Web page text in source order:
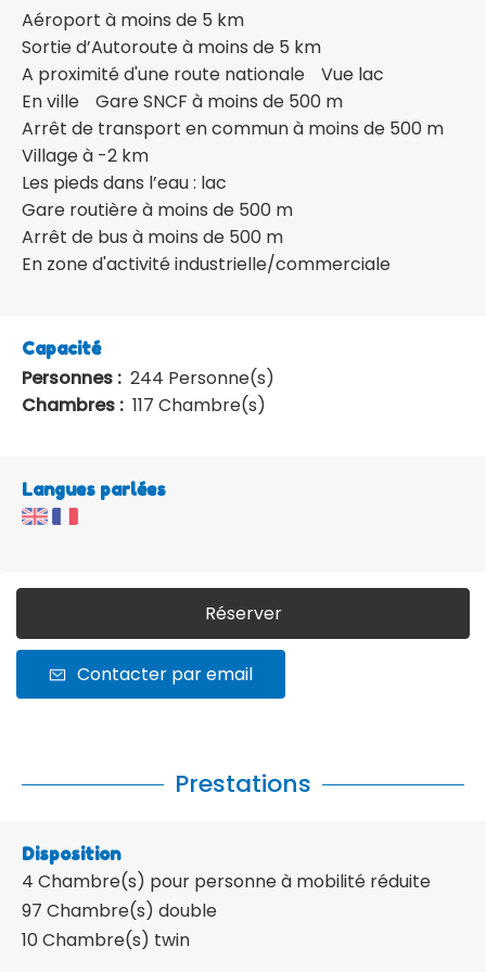
Aéroport à moins de 5 km
Sortie d’Autoroute à moins de 5 km
A proximité d'une route nationale
Vue lac
En ville
Gare SNCF à moins de 500 m
Arrêt de transport en commun à moins de 500 m
Village à -2 km
Les pieds dans l’eau : lac
Gare routière à moins de 500 m
Arrêt de bus à moins de 500 m
En zone d'activité industrielle/commerciale
Capacité
Personnes : 244 Personne(s)
Chambres : 117 Chambre(s)
Langues parlées
Réserver
Contacter par email
Prestations
Disposition
4 Chambre(s) pour personne à mobilité réduite
97 Chambre(s) double
10 Chambre(s) twin